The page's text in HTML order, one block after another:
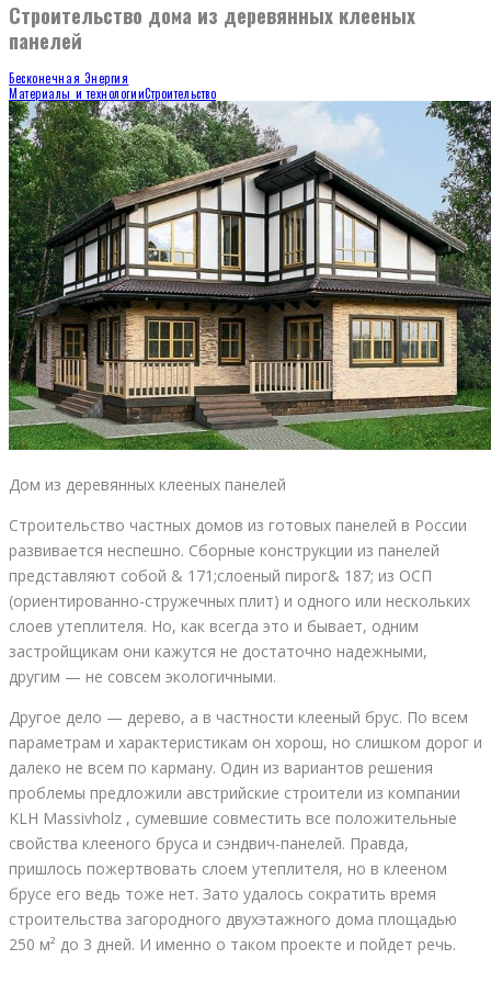
Строительство дома из деревянных клееных
панелей
Бесконечная Энергия
Материалы и технологииСтроительство
Дом из деревянных клееных панелей
Строительство частных домов из готовых панелей в России
развивается неспешно. Сборные конструкции из панелей
представляют собой & 171;слоеный пирог& 187; из ОСП
(ориентированно-стружечных плит) и одного или нескольких
слоев утеплителя. Но, как всегда это и бывает, одним
застройщикам они кажутся не достаточно надежными,
другим — не совсем экологичными.
Другое дело — дерево, а в частности клееный брус. По всем
параметрам и характеристикам он хорош, но слишком дорог и
далеко не всем по карману. Один из вариантов решения
проблемы предложили австрийские строители из компании
KLH Massivholz , сумевшие совместить все положительные
свойства клееного бруса и сэндвич-панелей. Правда,
пришлось пожертвовать слоем утеплителя, но в клееном
брусе его ведь тоже нет. Зато удалось сократить время
строительства загородного двухэтажного дома площадью
250 м² до 3 дней. И именно о таком проекте и пойдет речь.